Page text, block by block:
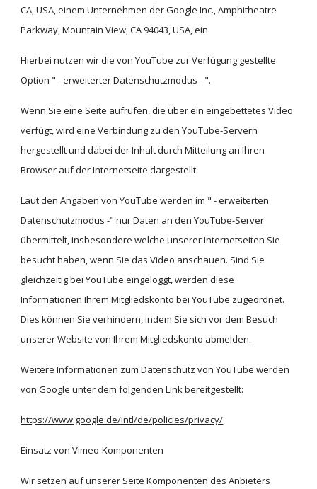
CA, USA, einem Unternehmen der Google Inc., Amphitheatre
Parkway, Mountain View, CA 94043, USA, ein.
Hierbei nutzen wir die von YouTube zur Verfügung gestellte
Option " - erweiterter Datenschutzmodus - ".
Wenn Sie eine Seite aufrufen, die über ein eingebettetes Video
verfügt, wird eine Verbindung zu den YouTube-Servern
hergestellt und dabei der Inhalt durch Mitteilung an Ihren
Browser auf der Internetseite dargestellt.
Laut den Angaben von YouTube werden im " - erweiterten
Datenschutzmodus -" nur Daten an den YouTube-Server
übermittelt, insbesondere welche unserer Internetseiten Sie
besucht haben, wenn Sie das Video anschauen. Sind Sie
gleichzeitig bei YouTube eingeloggt, werden diese
Informationen Ihrem Mitgliedskonto bei YouTube zugeordnet.
Dies können Sie verhindern, indem Sie sich vor dem Besuch
unserer Website von Ihrem Mitgliedskonto abmelden.
Weitere Informationen zum Datenschutz von YouTube werden
von Google unter dem folgenden Link bereitgestellt:
https://www.google.de/intl/de/policies/privacy/
Einsatz von Vimeo-Komponenten
Wir setzen auf unserer Seite Komponenten des Anbieters